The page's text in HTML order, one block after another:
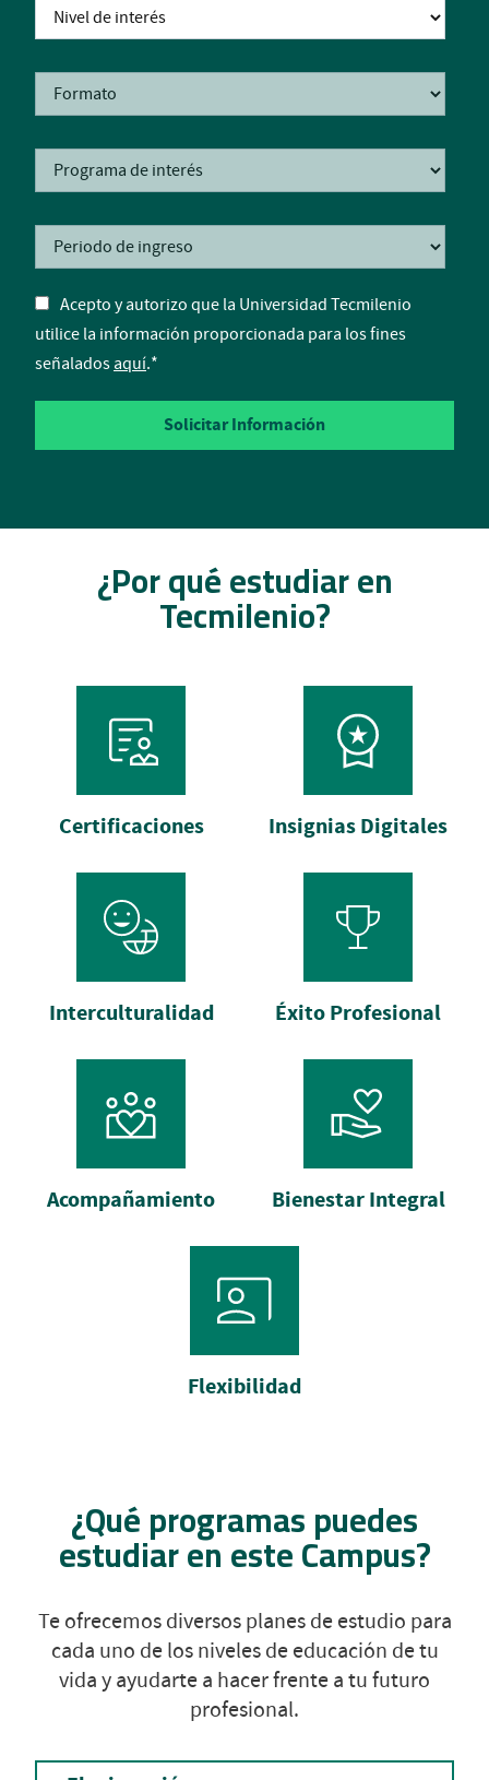
Acepto y autorizo que la Universidad Tecmilenio
utilice la información proporcionada para los fines
señalados aquí.*
¿Por qué estudiar en
Tecmilenio?
Certificaciones Insignias Digitales
Interculturalidad Éxito Profesional
Acompañamiento Bienestar Integral
Flexibilidad
¿Qué programas puedes
estudiar en este Campus?
Te ofrecemos diversos planes de estudio para
cada uno de los niveles de educación de tu
vida y ayudarte a hacer frente a tu futuro
profesional.